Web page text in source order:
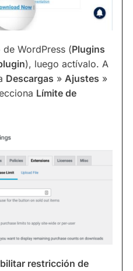
WordPress (Plugins
), luego actívalo. A
Descargas » Ajustes »
Límite de
restricción de